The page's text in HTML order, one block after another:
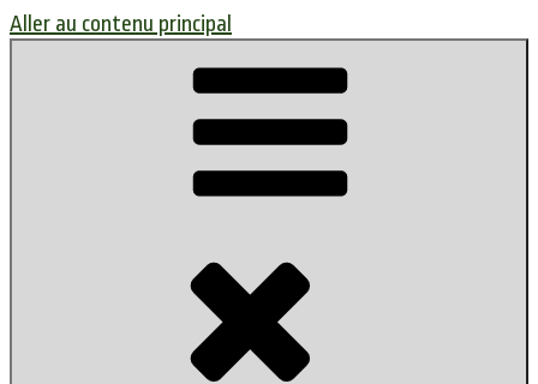
Aller au contenu principal